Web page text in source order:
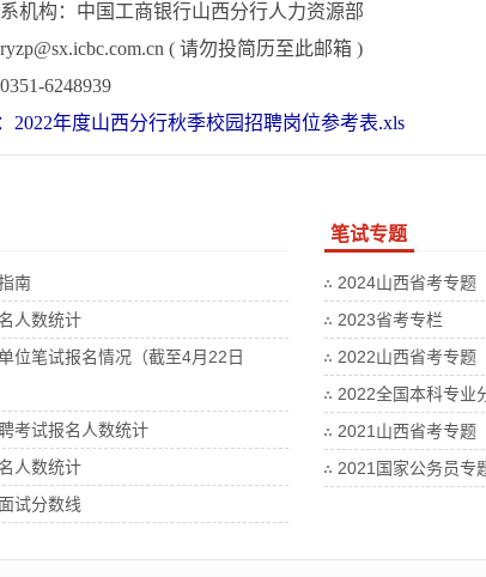
机构：中国工商银行山西分行人力资源部
( 请勿投简历至此邮箱 )
6248939
2022年度山西分行秋季校园招聘岗位参考表.xls
南
人数统计
位笔试报名情况（截至4月22日
考试报名人数统计
人数统计
试分数线
笔试专题
2024山西省考专题
2023省考专栏
2022山西省考专题
2022全国本科专业
2021山西省考专题
2021国家公务员专